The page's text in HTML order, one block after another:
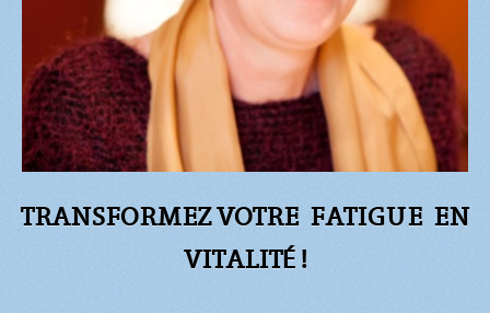
TRANSFORMEZ VOTRE FATIGUE EN
VITALITÉ !